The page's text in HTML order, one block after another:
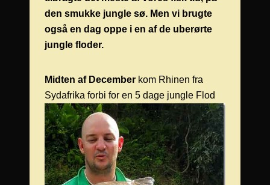
den smukke jungle sø. Men vi brugte
også en dag oppe i en af de uberørte
jungle floder.
Midten af December kom Rhinen fra
Sydafrika forbi for en 5 dage jungle Flod